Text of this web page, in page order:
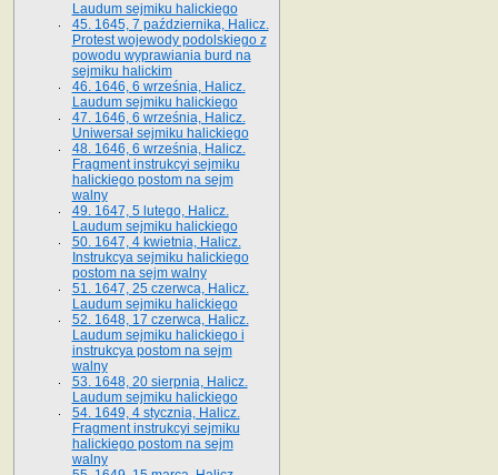
Laudum sejmiku halickiego
45. 1645, 7 października, Halicz.
Protest wojewody podolskiego z
powodu wyprawiania burd na
sejmiku halickim
46. 1646, 6 września, Halicz.
Laudum sejmiku halickiego
47. 1646, 6 września, Halicz.
Uniwersał sejmiku halickiego
48. 1646, 6 września, Halicz.
Fragment instrukcyi sejmiku
halickiego postom na sejm
walny
49. 1647, 5 lutego, Halicz.
Laudum sejmiku halickiego
50. 1647, 4 kwietnia, Halicz.
Instrukcya sejmiku halickiego
postom na sejm walny
51. 1647, 25 czerwca, Halicz.
Laudum sejmiku halickiego
52. 1648, 17 czerwca, Halicz.
Laudum sejmiku halickiego i
instrukcya postom na sejm
walny
53. 1648, 20 sierpnia, Halicz.
Laudum sejmiku halickiego
54. 1649, 4 stycznia, Halicz.
Fragment instrukcyi sejmiku
halickiego postom na sejm
walny